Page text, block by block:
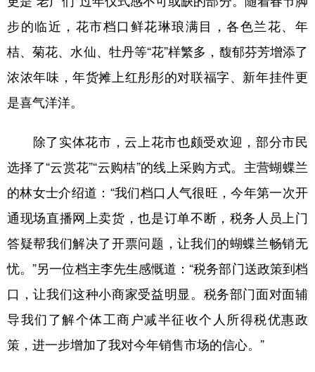
English Español Français عربى
Русский язык 日本語 한국어
Deutsch Português
步的临近，花市档口鲜花琳琅满目，各色兰花、年
桔、菊花、水仙、牡丹等“花”样繁多，馥郁芬芳增添了
浓浓年味，年货摊上红彤彤的对联福字、新年挂件更
是喜气洋洋。
除了实体花市，云上花市也颇受欢迎，部分市民
选择了“云赏花”“云购桔”的线上采购方式。主营蝴蝶兰
的林女士介绍道：“我们档口人气很旺，今年第一次开
通现场直播网上卖货，也是订单不断，税务人员上门
答疑帮我们解决了开票问题，让我们的蝴蝶兰畅销无
忧。”另一位档主李先生感慨道：“税务部门送政策到档
口，让我们这种小商家受益明显。税务部门面对面辅
导我们了解个体工商户减半征收个人所得税优惠政
策，进一步增加了我对今年销售市场的信心。”